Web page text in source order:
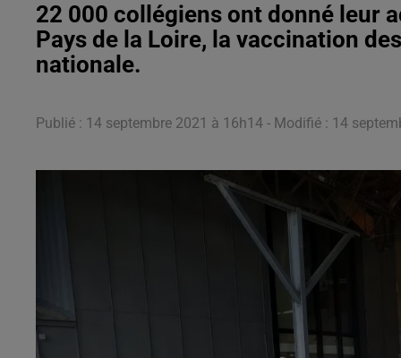
22 000 collégiens ont donné leur
Pays de la Loire, la vaccination
nationale.
Publié : 14 septembre 2021 à 16h14 - Modifié : 14